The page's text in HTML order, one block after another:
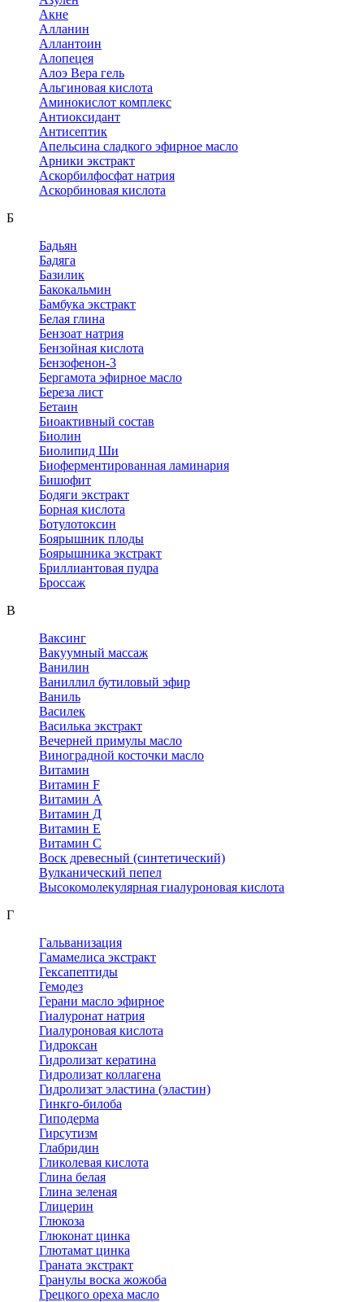
Акне
Алланин
Аллантоин
Алопецея
Алоэ Вера гель
Альгиновая кислота
Аминокислот комплекс
Антиоксидант
Антисептик
Апельсина сладкого эфирное масло
Арники экстракт
Аскорбилфосфат натрия
Аскорбиновая кислота
Б
Бадьян
Бадяга
Базилик
Бакокальмин
Бамбука экстракт
Белая глина
Бензоат натрия
Бензойная кислота
Бензофенон-3
Бергамота эфирное масло
Береза лист
Бетаин
Биоактивный состав
Биолин
Биолипид Ши
Биоферментированная ламинария
Бишофит
Бодяги экстракт
Борная кислота
Ботулотоксин
Боярышник плоды
Боярышника экстракт
Бриллиантовая пудра
Броссаж
В
Ваксинг
Вакуумный массаж
Ванилин
Ваниллил бутиловый эфир
Ваниль
Василек
Василька экстракт
Вечерней примулы масло
Виноградной косточки масло
Витамин
Витамин F
Витамин А
Витамин Д
Витамин Е
Витамин С
Воск древесный (синтетический)
Вулканический пепел
Высокомолекулярная гиалуроновая кислота
Г
Гальванизация
Гамамелиса экстракт
Гексапептиды
Гемодез
Герани масло эфирное
Гиалуронат натрия
Гиалуроновая кислота
Гидроксан
Гидролизат кератина
Гидролизат коллагена
Гидролизат эластина (эластин)
Гинкго-билоба
Гиподерма
Гирсутизм
Глабридин
Гликолевая кислота
Глина белая
Глина зеленая
Глицерин
Глюкоза
Глюконат цинка
Глютамат цинка
Граната экстракт
Гранулы воска жожоба
Грецкого ореха масло